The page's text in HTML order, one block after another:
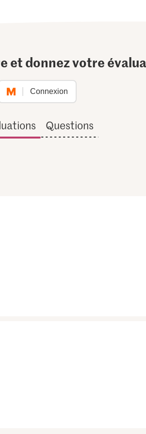
et donnez votre
Connexion
Questions